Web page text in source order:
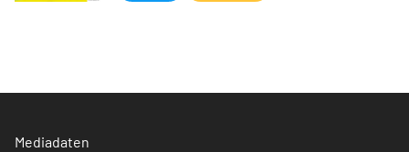
Mediadaten